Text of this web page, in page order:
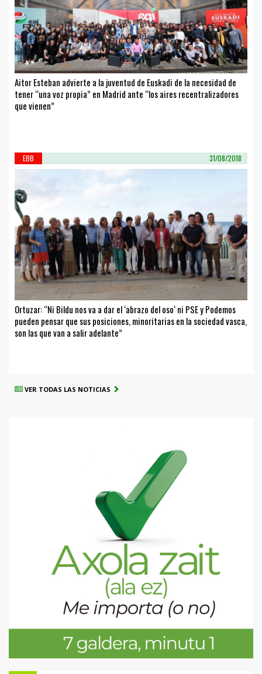
Aitor Esteban advierte a la juventud de Euskadi de la necesidad de
tener “una voz propia” en Madrid ante “los aires recentralizadores
que vienen”
EBB 31/08/2018
Ortuzar: “Ni Bildu nos va a dar el ‘abrazo del oso‘ ni PSE y Podemos
pueden pensar que sus posiciones, minoritarias en la sociedad vasca,
son las que van a salir adelante”
VER TODAS LAS NOTICIAS